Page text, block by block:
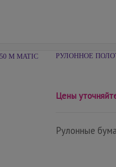
РУЛОННОЕ
Цены
Рулонные